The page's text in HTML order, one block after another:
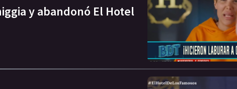
y abandonó El Hotel